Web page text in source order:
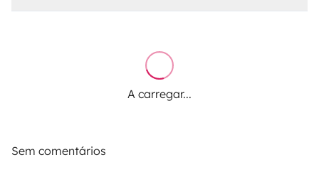
A carregar...
Sem comentários